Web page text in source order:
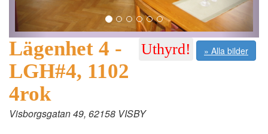
» Alla bilder
Uthyrd!
Lägenhet 4 -
LGH#4, 1102
4rok
Visborgsgatan 49, 62158 VISBY